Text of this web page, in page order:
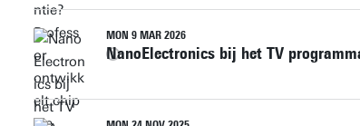
MON 9 MAR 2026
NanoElectronics bij het TV